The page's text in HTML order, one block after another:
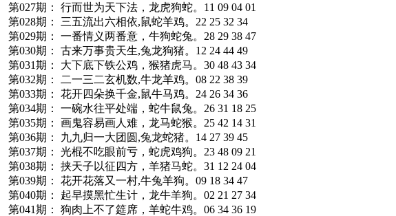
第027期： 行而世为天下法，龙虎狗蛇。11 09 04 01
第028期： 三五流出六相依,鼠蛇羊鸡。22 25 32 34
第029期： 一番情义两番意，牛狗蛇兔。28 29 38 47
第030期： 古来万事贵天生,兔龙狗猪。12 24 44 49
第031期： 大下底下铁公鸡，猴猪虎马。30 48 43 34
第032期： 二一三二玄机数,牛龙羊鸡。08 22 38 39
第033期： 花开四朵换千金,鼠牛马鸡。24 26 34 36
第034期： 一碗水往平处端，蛇牛鼠兔。26 31 18 25
第035期： 画鬼容易画人难，龙马蛇猴。25 42 14 31
第036期： 九九归一大团圆,兔龙蛇猪。14 27 39 45
第037期： 光棍不吃眼前亏，蛇虎鸡狗。23 48 09 21
第038期： 挟天子以征四方，羊猪马蛇。31 12 24 04
第039期： 花开花落又一村,牛兔羊狗。09 18 34 47
第040期： 起早摸黑忙生计，龙牛羊狗。02 21 27 34
第041期： 狗肉上不了筵席，羊蛇牛鸡。06 34 36 19